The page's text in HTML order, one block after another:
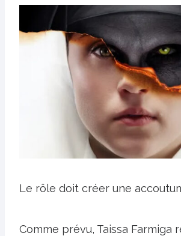
Le rôle doit créer une
Comme prévu, Taissa Farmiga